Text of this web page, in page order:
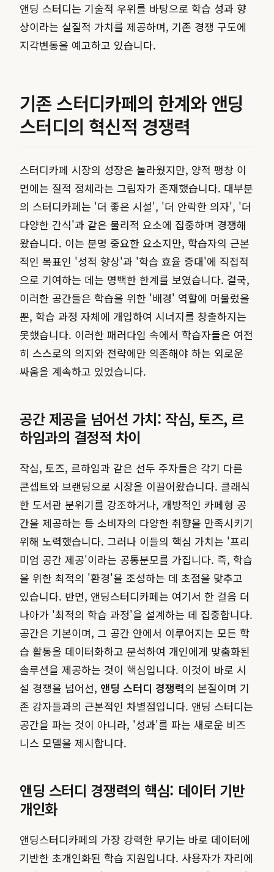
앤딩 스터디는 기술적 우위를 바탕으로 학습 성과 향
상이라는 실질적 가치를 제공하며, 기존 경쟁 구도에
지각변동을 예고하고 있습니다.
기존 스터디카페의 한계와 앤딩
스터디의 혁신적 경쟁력
스터디카페 시장의 성장은 놀라웠지만, 양적 팽창 이
면에는 질적 정체라는 그림자가 존재했습니다. 대부분
의 스터디카페는 '더 좋은 시설', '더 안락한 의자', '더
다양한 간식'과 같은 물리적 요소에 집중하며 경쟁해
왔습니다. 이는 분명 중요한 요소지만, 학습자의 근본
적인 목표인 '성적 향상'과 '학습 효율 증대'에 직접적
으로 기여하는 데는 명백한 한계를 보였습니다. 결국,
이러한 공간들은 학습을 위한 '배경' 역할에 머물렀을
뿐, 학습 과정 자체에 개입하여 시너지를 창출하지는
못했습니다. 이러한 패러다임 속에서 학습자들은 여전
히 스스로의 의지와 전략에만 의존해야 하는 외로운
싸움을 계속하고 있었습니다.
공간 제공을 넘어선 가치: 작심, 토즈, 르
하임과의 결정적 차이
작심, 토즈, 르하임과 같은 선두 주자들은 각기 다른
콘셉트와 브랜딩으로 시장을 이끌어왔습니다. 클래식
한 도서관 분위기를 강조하거나, 개방적인 카페형 공
간을 제공하는 등 소비자의 다양한 취향을 만족시키기
위해 노력했습니다. 그러나 이들의 핵심 가치는 '프리
미엄 공간 제공'이라는 공통분모를 가집니다. 즉, 학습
을 위한 최적의 '환경'을 조성하는 데 초점을 맞추고
있습니다. 반면, 앤딩스터디카페는 여기서 한 걸음 더
나아가 '최적의 학습 과정'을 설계하는 데 집중합니다.
공간은 기본이며, 그 공간 안에서 이루어지는 모든 학
습 활동을 데이터화하고 분석하여 개인에게 맞춤화된
솔루션을 제공하는 것이 핵심입니다. 이것이 바로 시
설 경쟁을 넘어선, 앤딩 스터디 경쟁력의 본질이며 기
존 강자들과의 근본적인 차별점입니다. 앤딩 스터디는
공간을 파는 것이 아니라, '성과'를 파는 새로운 비즈
니스 모델을 제시합니다.
앤딩 스터디 경쟁력의 핵심: 데이터 기반
개인화
앤딩스터디카페의 가장 강력한 무기는 바로 데이터에
기반한 초개인화된 학습 지원입니다. 사용자가 자리에